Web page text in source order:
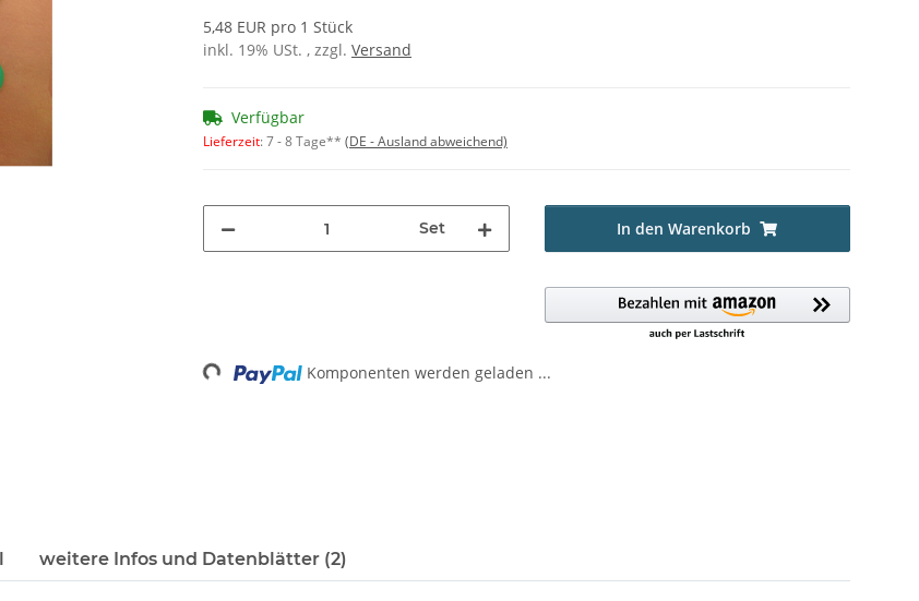
5,48 EUR pro 1 Stück
inkl. 19% USt. , zzgl. Versand
Verfügbar
Lieferzeit:7 - 8 Tage** (DE - Ausland abweichend)
Set In den Warenkorb
Loading... Komponenten werden geladen ...
weitere Infos und Datenblätter (2)